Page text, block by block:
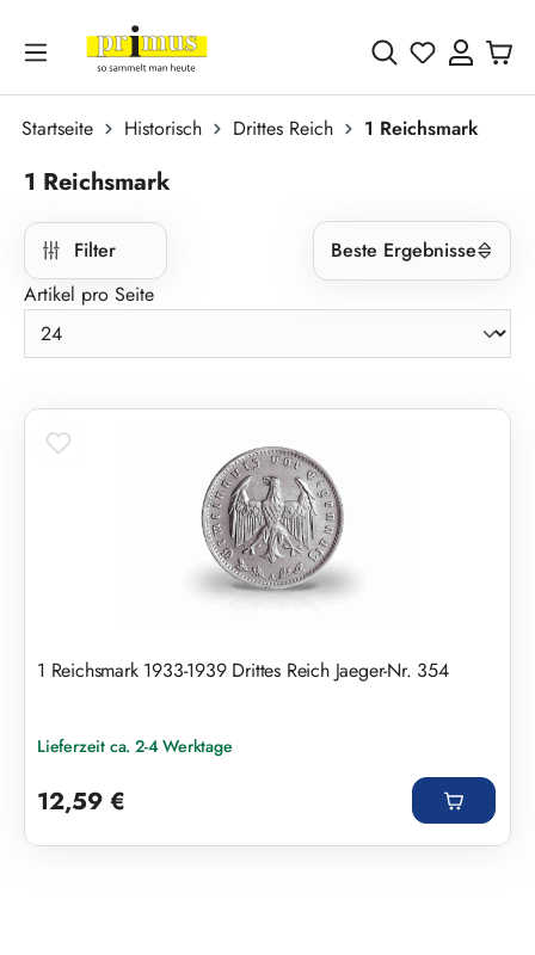
Zum Hauptinhalt springen
Du hast 0
Startseite Historisch Drittes Reich 1 Reichsmark
1 Reichsmark
Filter
Beste Ergebnisse
Artikel pro Seite
1 Reichsmark 1933-1939 Drittes Reich Jaeger-Nr. 354
Lieferzeit ca. 2-4 Werktage
12,59 €